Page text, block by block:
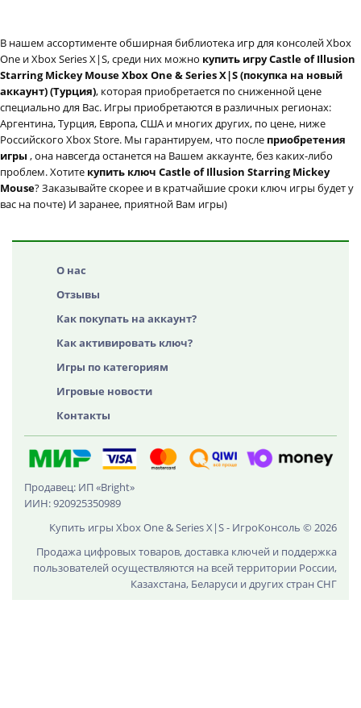
В нашем ассортименте обширная библиотека игр для консолей Xbox
One и Xbox Series X|S, среди них можно купить игру Castle of Illusion
Starring Mickey Mouse Xbox One & Series X|S (покупка на новый
аккаунт) (Турция), которая приобретается по сниженной цене
специально для Вас. Игры приобретаются в различных регионах:
Аргентина, Турция, Европа, США и многих других, по цене, ниже
Российского Xbox Store. Мы гарантируем, что после приобретения
игры , она навсегда останется на Вашем аккаунте, без каких-либо
проблем. Хотите купить ключ Castle of Illusion Starring Mickey
Mouse? Заказывайте скорее и в кратчайшие сроки ключ игры будет у
вас на почте) И заранее, приятной Вам игры)
О нас
Отзывы
Как покупать на аккаунт?
Как активировать ключ?
Игры по категориям
Игровые новости
Контакты
Продавец: ИП «Bright»
ИИН: 920925350989
Купить игры Xbox One & Series X|S - ИгроКонсоль © 2026
Продажа цифровых товаров, доставка ключей и поддержка
пользователей осуществляются на всей территории России,
Казахстана, Беларуси и других стран СНГ